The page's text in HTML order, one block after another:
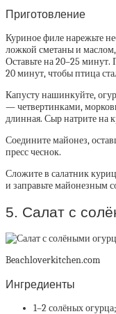
Приготовление
Куриное филе нарежьте
ложкой сметаны и
Оставьте на 20–25 минут.
20 минут, чтобы птица
Капусту нашинкуйте,
— четвертинками,
длинная. Сыр натрите на
Соедините майонез,
пресс чеснок.
Сложите в салатник
и заправьте майонезным
5. Салат с
Beachloverkitchen.com
Ингредиенты
1–2 солёных огурца;